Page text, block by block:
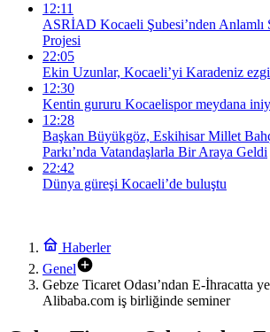
12:11
ASRİAD Kocaeli Şubesi’nden Anlamlı
Projesi
22:05
Ekin Uzunlar, Kocaeli’yi Karadeniz
12:30
Kentin gururu Kocaelispor meydana
12:28
Başkan Büyükgöz, Eskihisar Millet
Parkı’nda Vatandaşlarla Bir Araya Geldi
22:42
Dünya güreşi Kocaeli’de buluştu
Haberler
Genel
Gebze Ticaret Odası’ndan E-İhracatta
Alibaba.com iş birliğinde seminer